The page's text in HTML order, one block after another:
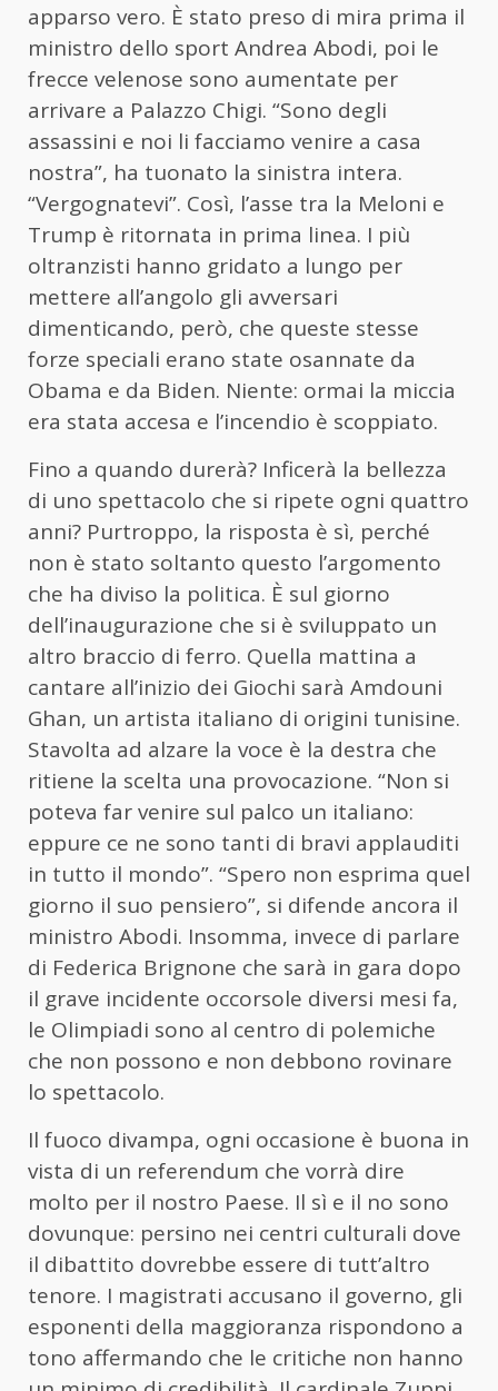
apparso vero. È stato preso di mira prima il
ministro dello sport Andrea Abodi, poi le
frecce velenose sono aumentate per
arrivare a Palazzo Chigi. “Sono degli
assassini e noi li facciamo venire a casa
nostra”, ha tuonato la sinistra intera.
“Vergognatevi”. Così, l’asse tra la Meloni e
Trump è ritornata in prima linea. I più
oltranzisti hanno gridato a lungo per
mettere all’angolo gli avversari
dimenticando, però, che queste stesse
forze speciali erano state osannate da
Obama e da Biden. Niente: ormai la miccia
era stata accesa e l’incendio è scoppiato.
Fino a quando durerà? Inficerà la bellezza
di uno spettacolo che si ripete ogni quattro
anni? Purtroppo, la risposta è sì, perché
non è stato soltanto questo l’argomento
che ha diviso la politica. È sul giorno
dell’inaugurazione che si è sviluppato un
altro braccio di ferro. Quella mattina a
cantare all’inizio dei Giochi sarà Amdouni
Ghan, un artista italiano di origini tunisine.
Stavolta ad alzare la voce è la destra che
ritiene la scelta una provocazione. “Non si
poteva far venire sul palco un italiano:
eppure ce ne sono tanti di bravi applauditi
in tutto il mondo”. “Spero non esprima quel
giorno il suo pensiero”, si difende ancora il
ministro Abodi. Insomma, invece di parlare
di Federica Brignone che sarà in gara dopo
il grave incidente occorsole diversi mesi fa,
le Olimpiadi sono al centro di polemiche
che non possono e non debbono rovinare
lo spettacolo.
Il fuoco divampa, ogni occasione è buona in
vista di un referendum che vorrà dire
molto per il nostro Paese. Il sì e il no sono
dovunque: persino nei centri culturali dove
il dibattito dovrebbe essere di tutt’altro
tenore. I magistrati accusano il governo, gli
esponenti della maggioranza rispondono a
tono affermando che le critiche non hanno